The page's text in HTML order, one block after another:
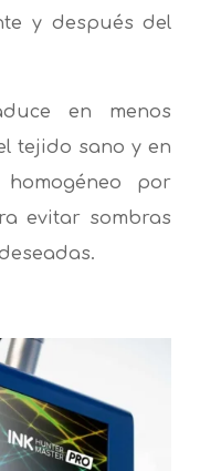
y después del
en menos
tejido sano y en
por
evitar sombras